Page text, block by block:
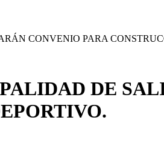
CONVENIO PARA
DE